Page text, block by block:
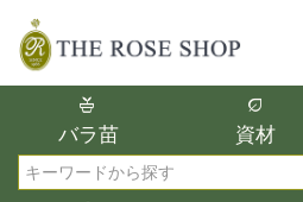
バラ苗 資材
在庫
在庫ありのみ表示
検索
複数の条件を選
選択した項目全
結果に表示されま